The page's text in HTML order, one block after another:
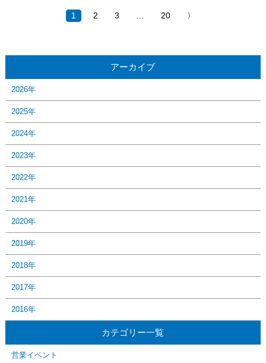
1 2 3 … 20 〉
アーカイブ
2026年
2025年
2024年
2023年
2022年
2021年
2020年
2019年
2018年
2017年
2016年
カテゴリー一覧
営業イベント